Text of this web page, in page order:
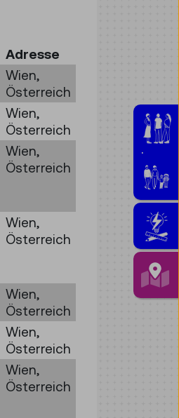
Adresse
Wien,
Österreich
Wien,
Österreich
Wien,
Österreich
Wien,
Österreich
Wien,
Österreich
Wien,
Österreich
Wien,
Österreich